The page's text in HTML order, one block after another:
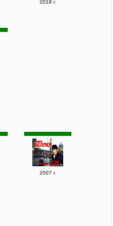
2018 г.
2007 г.